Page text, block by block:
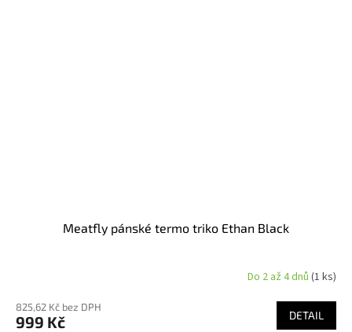
Meatfly pánské termo triko Ethan Black
Do 2 až 4 dnů (1 ks)
825,62 Kč bez DPH
999 Kč DETAIL